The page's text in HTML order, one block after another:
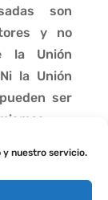
y nuestro servicio.
son
y no
la Unión
la Unión
ser